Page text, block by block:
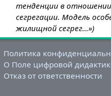
тенденции в
сегрегации. Модель
жилищной сегрег...»)
Политика
О Поле цифровой
Отказ от ответственности